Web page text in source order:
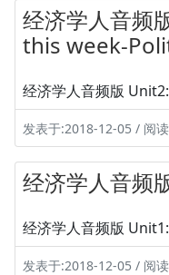
经济学人音频
this week-
经济学人音频版
发表于:2018-12-05 / 阅
经济学人音
经济学人音频版
发表于:2018-12-05 / 阅